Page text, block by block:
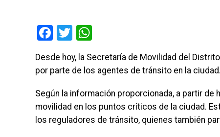
Facebook
Twitter
Desde hoy, la Secretaría de Movilidad del
por parte de los agentes de tránsito en la ciudad.
Según la información proporcionada, a partir
movilidad en los puntos críticos de la ciudad.
los reguladores de tránsito, quienes también